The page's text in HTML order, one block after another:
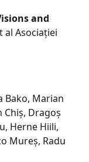
and
al Asociației
Bako, Marian
Chiș, Dragoș
Herne Hiili,
Mureș, Radu